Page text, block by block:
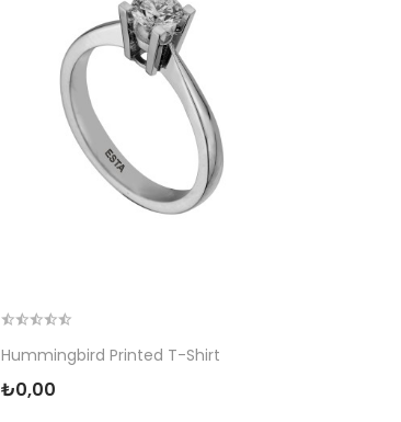
Hummingbird Printed T-Shirt
₺0,00